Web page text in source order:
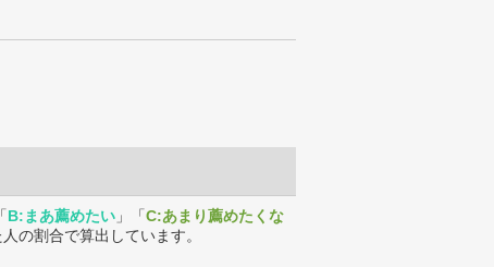
B:まあ薦めたい 」「C:あまり薦めたくな
の割合で算出しています。